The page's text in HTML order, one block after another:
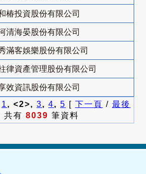
椿投資股份有限公司
清海晏股份有限公司
滿客娛樂股份有限公司
律資產管理股份有限公司
效資訊股份有限公司
1 , <2>, 3, 4, 5 [ 下一頁 / 最後
共有 8039 筆資料